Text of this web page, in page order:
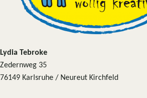
Lydia Tebroke
Zedernweg 35
76149 Karlsruhe / Neureut Kirchfeld